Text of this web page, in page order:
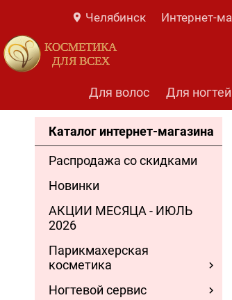
Челябинск Интернет-
КОСМЕТИКА
ДЛЯ ВСЕХ
Для волос Для ногтей
Каталог интернет-магазина
Распродажа со скидками
Новинки
АКЦИИ МЕСЯЦА - ИЮЛЬ
2026
Парикмахерская
косметика
Ногтевой сервис